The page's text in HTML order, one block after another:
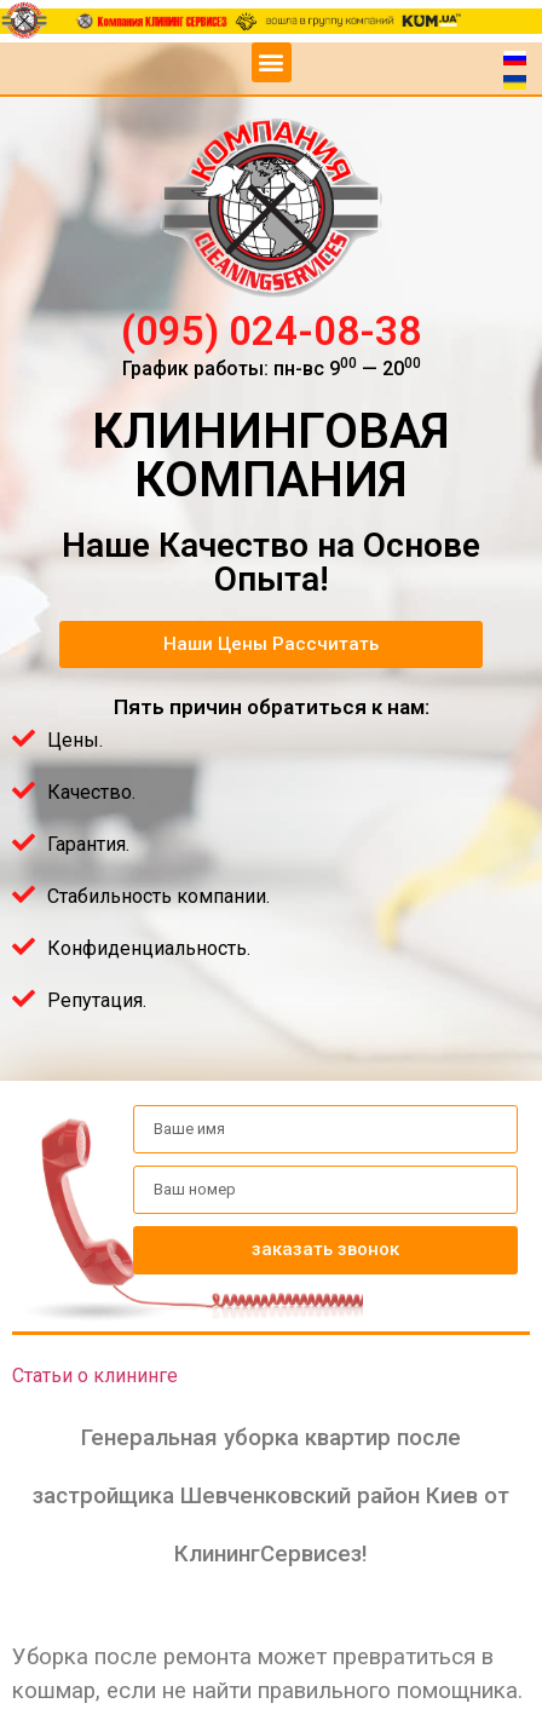
(095) 024-08-38
График работы: пн-вс 900— 2000
КЛИНИНГОВАЯ
КОМПАНИЯ
Наше Качество на Основе
Опыта!
Наши Цены Рассчитать
Пять причин обратиться к нам:
Цены.
Качество.
Гарантия.
Стабильность компании.
Конфиденциальность.
Репутация.
заказать звонок
Статьи о клининге
Генеральная уборка квартир после
застройщика Шевченковский район Киев от
КлинингСервисез!
Уборка после ремонта может превратиться в
кошмар, если не найти правильного помощника.